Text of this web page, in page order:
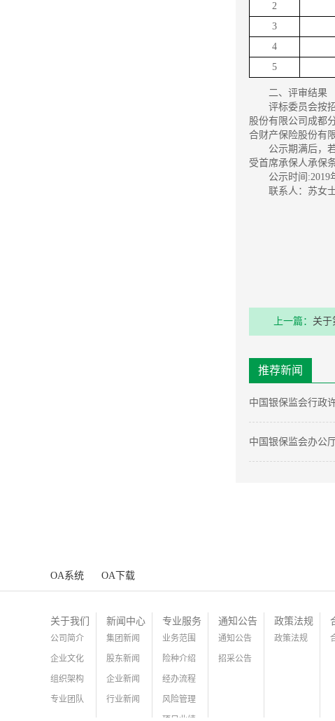
2
3
4
5
二、评审结果
评标委员会按
股份有限公司成都
合财产保险股份有
公示期满后，
受首席承保人承保
公示时间:2019
联系人：苏女
上一篇： 关于
推荐新闻
中国银保监会行政
中国银保监会办公
OA系统 OA下载
关于我们
公司简介
企业文化
组织架构
专业团队
新闻中心
集团新闻
股东新闻
企业新闻
行业新闻
专业服务
业务范围
险种介绍
经办流程
风险管理
通知公告
通知公告
招采公告
政策法规
政策法规